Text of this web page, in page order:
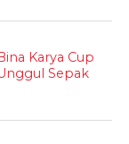
Karya Cup
Sepak